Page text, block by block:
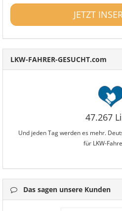
JETZT
LKW-FAHRER-GESUCHT.com
47.267
Und jeden Tag werden es mehr.
für LKW-
Das sagen unsere Kunden